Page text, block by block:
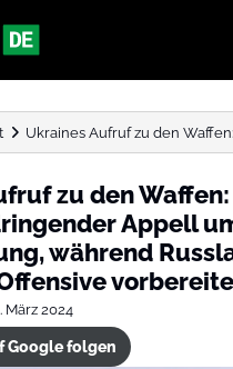
Ukraines Aufruf zu den
zu den Waffen:
Appell
während
März 2024
Google folgen